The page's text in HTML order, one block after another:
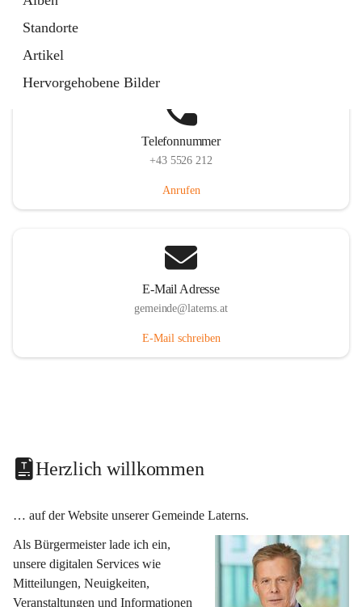
Standorte
Artikel
Hervorgehobene Bilder
Telefonnummer
+43 5526 212
Anrufen
E-Mail Adresse
gemeinde@laterns.at
E-Mail schreiben
Herzlich willkommen
… auf der Website unserer Gemeinde Laterns.
Als Bürgermeister lade ich ein,
unsere digitalen Services wie
Mitteilungen, Neuigkeiten,
Veranstaltungen und Informationen